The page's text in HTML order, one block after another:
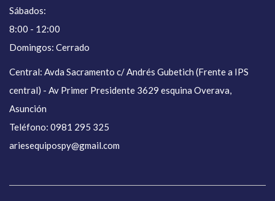
Sábados:
8:00 - 12:00
Domingos: Cerrado
Central: Avda Sacramento c/ Andrés Gubetich (Frente a IPS
central) - Av Primer Presidente 3629 esquina Overava,
Asunción
Teléfono: 0981 295 325
ariesequipospy@gmail.com